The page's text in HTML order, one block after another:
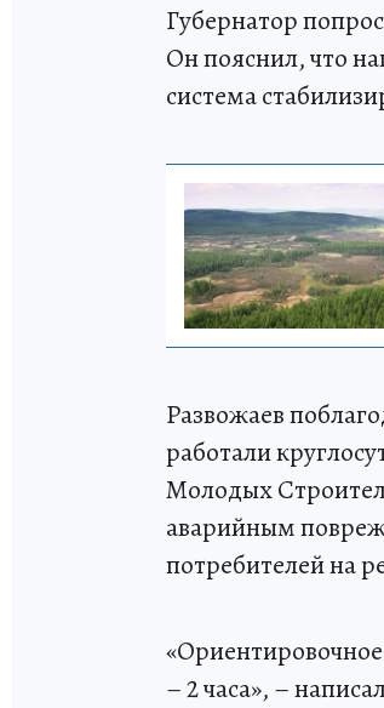
Губернатор
Он пояснил, что
система
Развожаев
работали
Молодых
аварийным
потребителей на
– 2 часа», –